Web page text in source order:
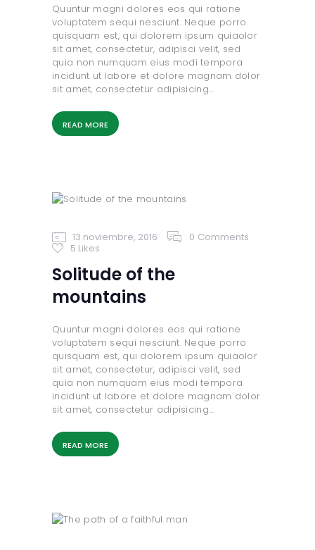
Quuntur magni dolores eos qui ratione
voluptatem sequi nesciunt. Neque porro
quisquam est, qui dolorem ipsum quiaolor
sit amet, consectetur, adipisci velit, sed
quia non numquam eius modi tempora
incidunt ut labore et dolore magnam dolor
sit amet, consectetur adipisicing…
READ MORE
13 noviembre, 2016 0 Comments
5 Likes
Solitude of the
mountains
Quuntur magni dolores eos qui ratione
voluptatem sequi nesciunt. Neque porro
quisquam est, qui dolorem ipsum quiaolor
sit amet, consectetur, adipisci velit, sed
quia non numquam eius modi tempora
incidunt ut labore et dolore magnam dolor
sit amet, consectetur adipisicing…
READ MORE